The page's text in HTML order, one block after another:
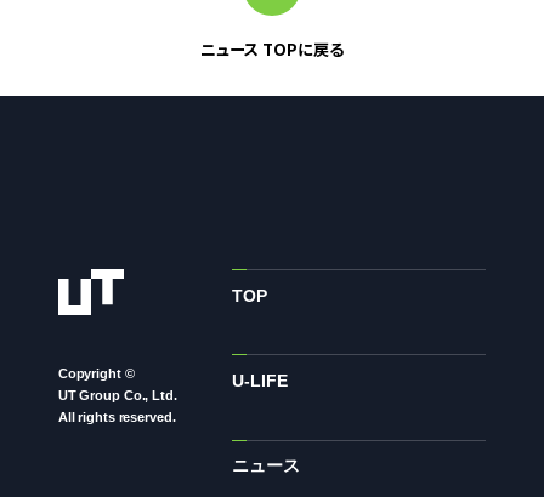
IRカレンダー
免責事項
ニュース TOPに戻る
Copyright ©
UT Group Co., Ltd.
All rights reserved.
TOP
U-LIFE
ニュース